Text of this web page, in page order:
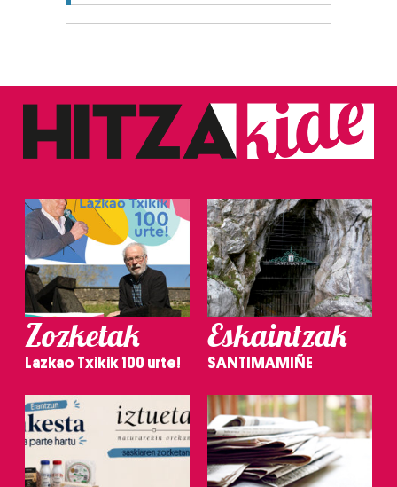
Zozketak
Lazkao Txikik 100 urte!
Eskaintzak
SANTIMAMIÑE